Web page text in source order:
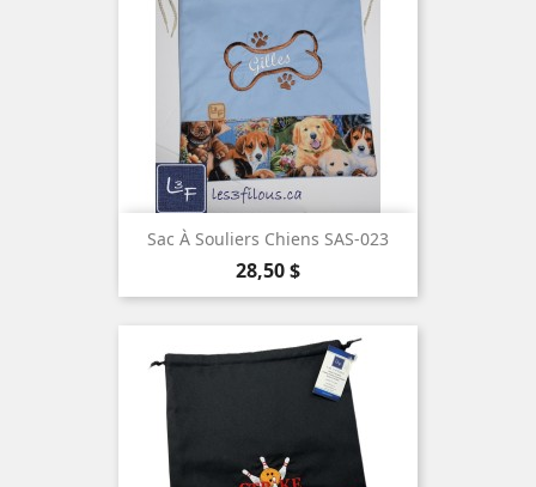
Sac À Souliers Chiens SAS-023
Prix
28,50 $